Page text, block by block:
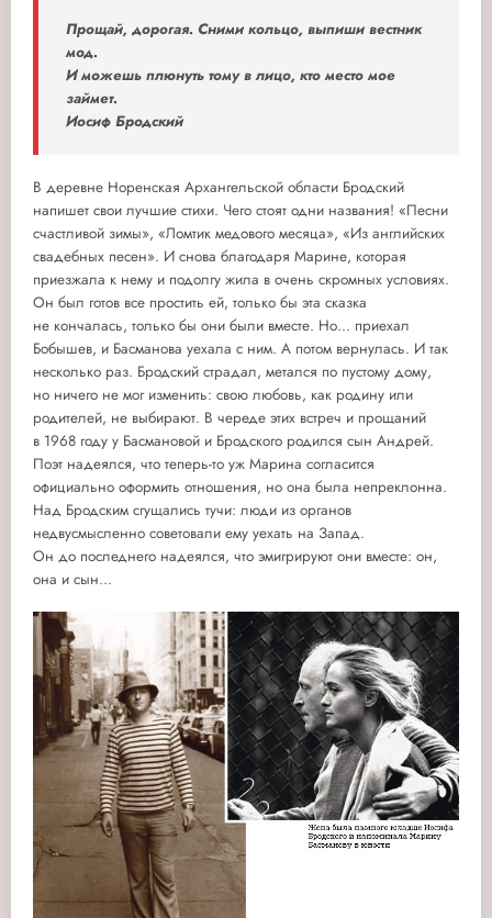
Прощай, дорогая. Сними кольцо, выпиши вестник
мод.
И можешь плюнуть тому в лицо, кто место мое
займет.
Иосиф Бродский
В деревне Норенская Архангельской области Бродский
напишет свои лучшие стихи. Чего стоят одни названия! «Песни
счастливой зимы», «Ломтик медового месяца», «Из английских
свадебных песен». И снова благодаря Марине, которая
приезжала к нему и подолгу жила в очень скромных условиях.
Он был готов все простить ей, только бы эта сказка
не кончалась, только бы они были вместе. Но... приехал
Бобышев, и Басманова уехала с ним. А потом вернулась. И так
несколько раз. Бродский страдал, метался по пустому дому,
но ничего не мог изменить: свою любовь, как родину или
родителей, не выбирают. В череде этих встреч и прощаний
в 1968 году у Басмановой и Бродского родился сын Андрей.
Поэт надеялся, что теперь-то уж Марина согласится
официально оформить отношения, но она была непреклонна.
Над Бродским сгущались тучи: люди из органов
недвусмысленно советовали ему уехать на Запад.
Он до последнего надеялся, что эмигрируют они вместе: он,
она и сын...